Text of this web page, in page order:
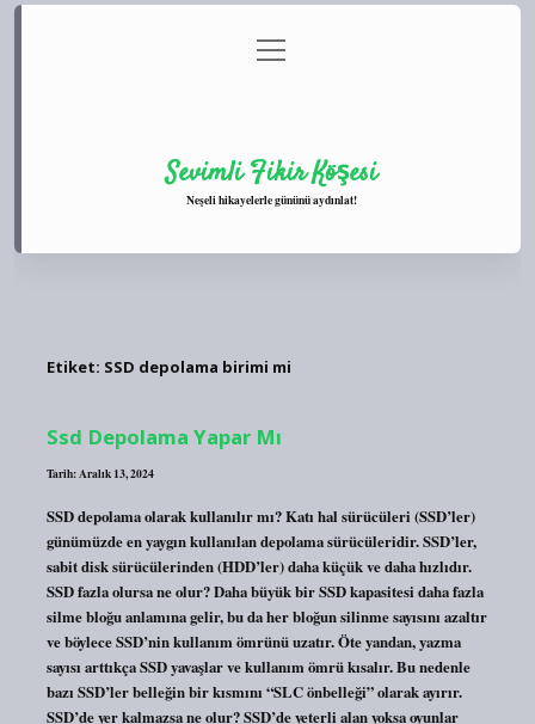
Gizlilik Politikası
menüyü
aç
Sevimli Fikir Köşesi
Neşeli hikayelerle gününü aydınlat!
Etiket: SSD depolama birimi mi
Ssd Depolama Yapar Mı
Tarih: Aralık 13, 2024
SSD depolama olarak kullanılır mı? Katı hal sürücüleri (SSD’ler)
günümüzde en yaygın kullanılan depolama sürücüleridir. SSD’ler,
sabit disk sürücülerinden (HDD’ler) daha küçük ve daha hızlıdır.
SSD fazla olursa ne olur? Daha büyük bir SSD kapasitesi daha fazla
silme bloğu anlamına gelir, bu da her bloğun silinme sayısını azaltır
ve böylece SSD’nin kullanım ömrünü uzatır. Öte yandan, yazma
sayısı arttıkça SSD yavaşlar ve kullanım ömrü kısalır. Bu nedenle
bazı SSD’ler belleğin bir kısmını “SLC önbelleği” olarak ayırır.
SSD’de yer kalmazsa ne olur? SSD’de yeterli alan yoksa oyunlar